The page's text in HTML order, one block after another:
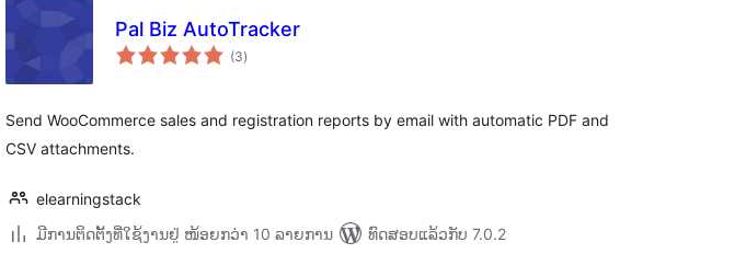
Pal Biz AutoTracker
(3ຄະແນນ
ທັງໝົດ
)
Send WooCommerce sales and registration reports by email with automatic PDF and
CSV attachments.
elearningstack
ມີການຕິດຕັ້ງທີ່ໃຊ້ງານຢູ່ ໜ້ອຍກວ່າ 10 ລາຍການ
ທົດສອບແລ້ວກັບ 7.0.2